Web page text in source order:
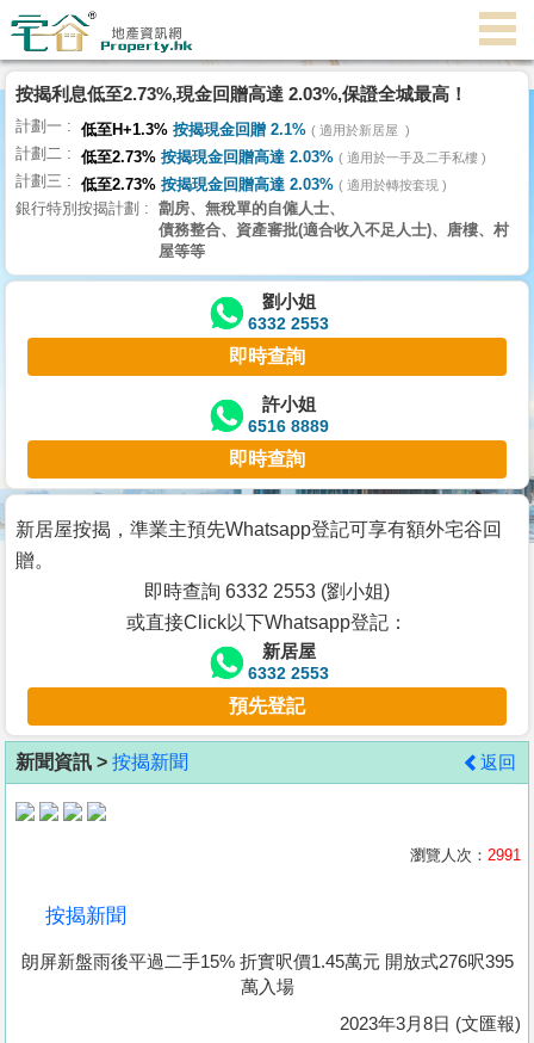
理
主
頁
搵
樓/
交
業
主
宅
谷
按
客
地
產
據
按揭利息低至2.73%,現金回贈高達 2.03%,保證全城最高！
計劃一 低至H+1.3% 按揭現金回贈 2.1% 適用於新居屋
計劃二 低至2.73% 按揭現金回贈高達 2.03% 適用於一手及二手私樓
計劃三 低至2.73% 按揭現金回贈高達 2.03% 適用於轉按套現
銀行特別按揭計劃
劏房、無稅單的自僱人士、
債務整合、資產審批(適合收入不足人士)、唐樓、村
屋等等
劉小姐
6332 2553
即時查詢
許小姐
6516 8889
即時查詢
新居屋按揭，準業主預先Whatsapp登記可享有額外宅谷回
贈。
即時查詢 6332 2553 (劉小姐)
或直接Click以下Whatsapp登記：
新居屋
6332 2553
預先登記
新聞資訊 > 按揭新聞 返回
瀏覽人次： 2991
按揭新聞
朗屏新盤雨後平過二手15% 折實呎價1.45萬元 開放式276呎395
萬入場
2023年3月8日 (文匯報)